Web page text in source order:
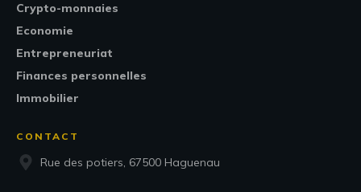
Crypto-monnaies
Economie
Entrepreneuriat
Finances personnelles
Immobilier
CONTACT
Rue des potiers, 67500 Haguenau